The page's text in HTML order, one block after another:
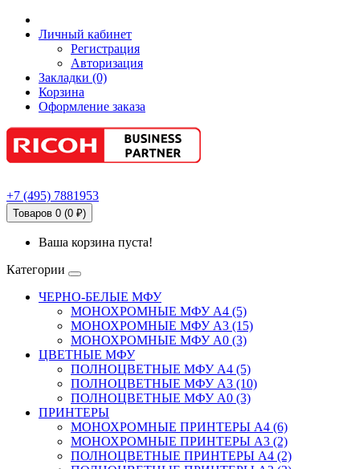
Личный кабинет
Регистрация
Авторизация
Закладки (0)
Корзина
Оформление заказа
+7 (495) 7881953
Товаров 0 (0 ₽)
Ваша корзина пуста!
Категории
ЧЕРНО-БЕЛЫЕ МФУ
МОНОХРОМНЫЕ МФУ А4 (5)
МОНОХРОМНЫЕ МФУ А3 (15)
МОНОХРОМНЫЕ МФУ А0 (3)
ЦВЕТНЫЕ МФУ
ПОЛНОЦВЕТНЫЕ МФУ А4 (5)
ПОЛНОЦВЕТНЫЕ МФУ А3 (10)
ПОЛНОЦВЕТНЫЕ МФУ А0 (3)
ПРИНТЕРЫ
МОНОХРОМНЫЕ ПРИНТЕРЫ А4 (6)
МОНОХРОМНЫЕ ПРИНТЕРЫ А3 (2)
ПОЛНОЦВЕТНЫЕ ПРИНТЕРЫ А4 (2)